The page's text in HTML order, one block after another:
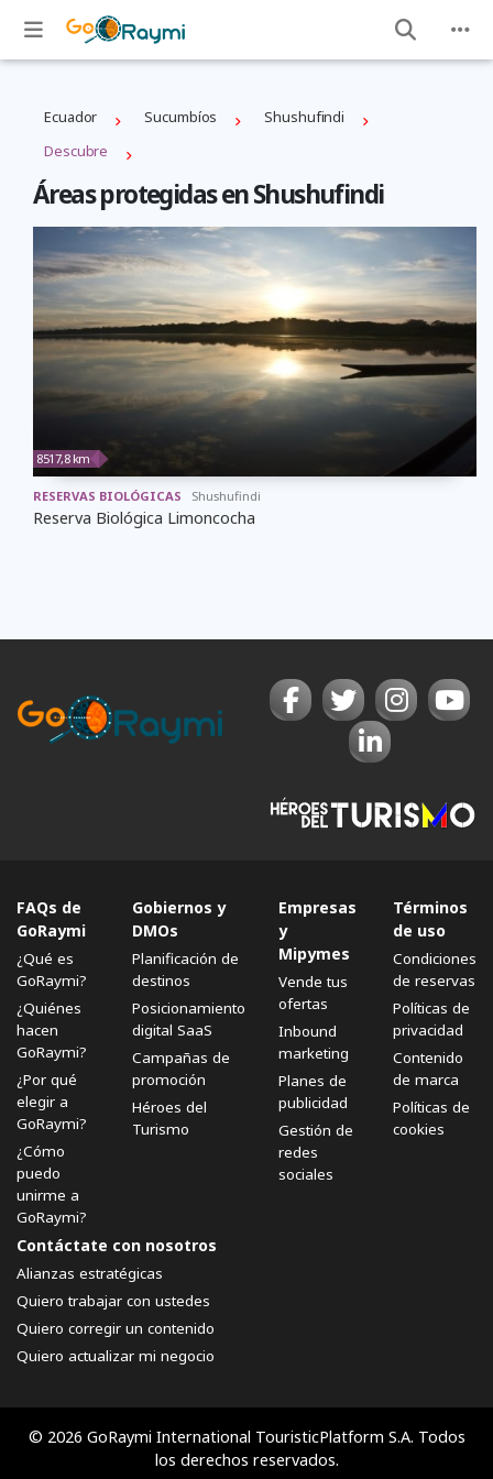
Ecuador Sucumbíos
Shushufindi
Descubre
Áreas protegidas en Shushufindi
8517,8 km
RESERVAS BIOLÓGICAS Shushufindi
Reserva Biológica Limoncocha
FAQs de
GoRaymi
¿Qué es
GoRaymi?
¿Quiénes
hacen
GoRaymi?
¿Por qué
elegir a
GoRaymi?
¿Cómo
puedo
unirme a
GoRaymi?
Gobiernos y
DMOs
Planificación de
destinos
Posicionamiento
digital SaaS
Campañas de
promoción
Héroes del
Turismo
Empresas
y
Mipymes
Vende tus
ofertas
Inbound
marketing
Planes de
publicidad
Gestión de
redes
sociales
Términos
de uso
Condiciones
de reservas
Políticas de
privacidad
Contenido
de marca
Políticas de
cookies
Contáctate con nosotros
Alianzas estratégicas
Quiero trabajar con ustedes
Quiero corregir un contenido
Quiero actualizar mi negocio
© 2026 GoRaymi International TouristicPlatform S.A. Todos
los derechos reservados.